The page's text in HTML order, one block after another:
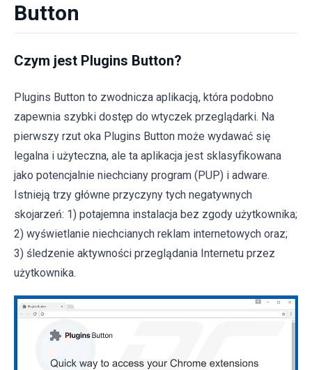
Button
Czym jest Plugins Button?
Plugins Button to zwodnicza aplikacją, która podobno
zapewnia szybki dostęp do wtyczek przeglądarki. Na
pierwszy rzut oka Plugins Button może wydawać się
legalna i użyteczna, ale ta aplikacja jest sklasyfikowana
jako potencjalnie niechciany program (PUP) i adware.
Istnieją trzy główne przyczyny tych negatywnych
skojarzeń: 1) potajemna instalacja bez zgody użytkownika;
2) wyświetlanie niechcianych reklam internetowych oraz;
3) śledzenie aktywności przeglądania Internetu przez
użytkownika.